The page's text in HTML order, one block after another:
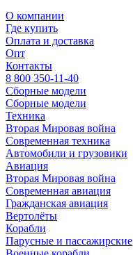
О компании
Где купить
Оплата и доставка
Опт
Контакты
8 800 350-11-40
Сборные модели
Сборные модели
Техника
Вторая Мировая война
Современная техника
Автомобили и грузовики
Авиация
Вторая Мировая война
Современная авиация
Гражданская авиация
Вертолёты
Корабли
Парусные и пассажирские